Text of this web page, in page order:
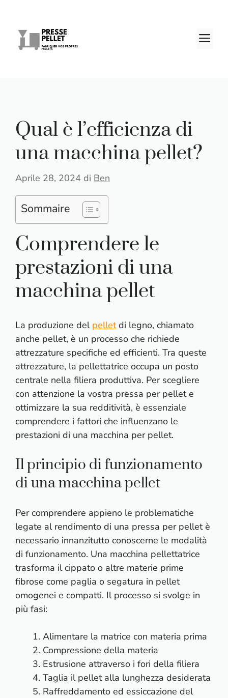
contenuto
Qual è l’efficienza di
una macchina pellet?
Aprile 28, 2024 di Ben
Sommaire
Comprendere le
prestazioni di una
macchina pellet
La produzione del pelletdi legno, chiamato
anche pellet, è un processo che richiede
attrezzature specifiche ed efficienti. Tra queste
attrezzature, la pellettatrice occupa un posto
centrale nella filiera produttiva. Per scegliere
con attenzione la vostra pressa per pellet e
ottimizzare la sua redditività, è essenziale
comprendere i fattori che influenzano le
prestazioni di una macchina per pellet.
Il principio di funzionamento
di una macchina pellet
Per comprendere appieno le problematiche
legate al rendimento di una pressa per pellet è
necessario innanzitutto conoscerne le modalità
di funzionamento. Una macchina pellettatrice
trasforma il cippato o altre materie prime
fibrose come paglia o segatura in pellet
omogenei e compatti. Il processo si svolge in
più fasi:
Alimentare la matrice con materia prima
Compressione della materia
Estrusione attraverso i fori della filiera
Taglia il pellet alla lunghezza desiderata
Raffreddamento ed essiccazione del